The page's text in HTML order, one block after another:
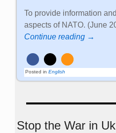
To provide information
aspects of NATO. (June
Continue reading →
Posted in English
Stop the War in